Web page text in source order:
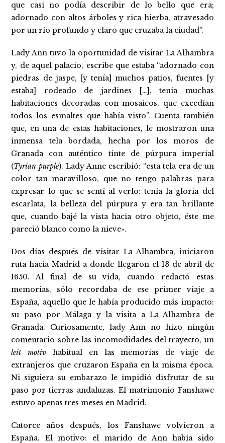
que casi no podía describir de lo bello que era;
adornado con altos árboles y rica hierba, atravesado
por un río profundo y claro que cruzaba la ciudad”.
Lady Ann tuvo la oportunidad de visitar La Alhambra
y, de aquel palacio, escribe que estaba “adornado con
piedras de jaspe, [y tenía] muchos patios, fuentes [y
estaba] rodeado de jardines […], tenía muchas
habitaciones decoradas con mosaicos, que excedían
todos los esmaltes que había visto”. Cuenta también
que, en una de estas habitaciones, le mostraron una
inmensa tela bordada, hecha por los moros de
Granada con auténtico tinte de púrpura imperial
(Tyrian purple). Lady Anne escribió: “esta tela era de un
color tan maravilloso, que no tengo palabras para
expresar lo que se sentí al verlo: tenía la gloria del
escarlata, la belleza del púrpura y era tan brillante
que, cuando bajé la vista hacia otro objeto, éste me
pareció blanco como la nieve».
Dos días después de visitar La Alhambra, iniciaron
ruta hacia Madrid a donde llegaron el 13 de abril de
1650. Al final de su vida, cuando redactó estas
memorias, sólo recordaba de ese primer viaje a
España, aquello que le había producido más impacto:
su paso por Málaga y la visita a La Alhambra de
Granada. Curiosamente, lady Ann no hizo ningún
comentario sobre las incomodidades del trayecto, un
leit motiv habitual en las memorias de viaje de
extranjeros que cruzaron España en la misma época.
Ni siguiera su embarazo le impidió disfrutar de su
paso por tierras andaluzas. El matrimonio Fanshawe
estuvo apenas tres meses en Madrid.
Catorce años después, los Fanshawe volvieron a
España. El motivo: el marido de Ann había sido